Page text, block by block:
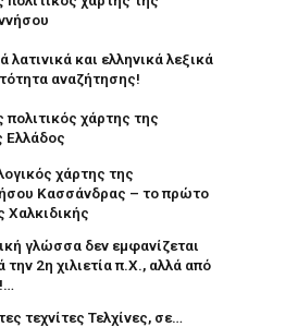
λατινικά και ελληνικά λεξικά
αναζήτησης!
πολιτικός χάρτης της
Ελλάδος
χάρτης της
Κασσάνδρας – το πρώτο
Χαλκιδικής
γλώσσα δεν εμφανίζεται
την 2η χιλιετία π.Χ., αλλά από
τεχνίτες Τελχίνες, σε…